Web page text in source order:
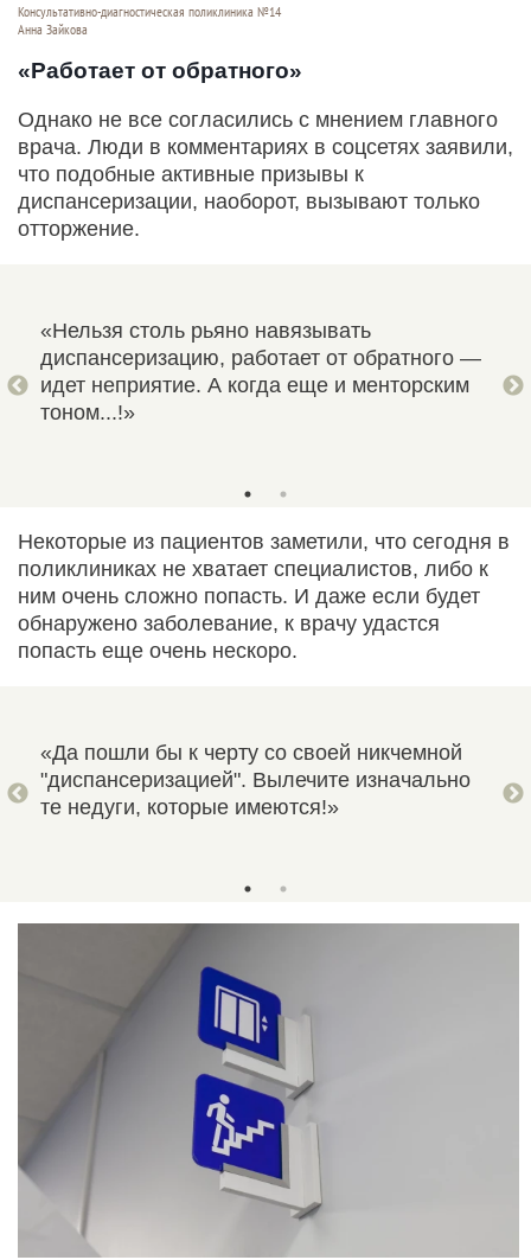
Консультативно-диагностическая поликлиника №14
Анна Зайкова
«Работает от обратного»
Однако не все согласились с мнением главного
врача. Люди в комментариях в соцсетях заявили,
что подобные активные призывы к
диспансеризации, наоборот, вызывают только
отторжение.
«Нельзя столь рьяно навязывать
диспансеризацию, работает от обратного —
идет неприятие. А когда еще и менторским
тоном...!»
Некоторые из пациентов заметили, что сегодня в
поликлиниках не хватает специалистов, либо к
ним очень сложно попасть. И даже если будет
обнаружено заболевание, к врачу удастся
попасть еще очень нескоро.
«Да пошли бы к черту со своей никчемной
"диспансеризацией". Вылечите изначально
те недуги, которые имеются!»